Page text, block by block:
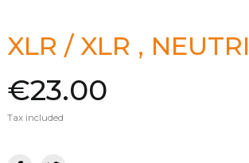
XLR / XLR ,
€23.00
Tax included